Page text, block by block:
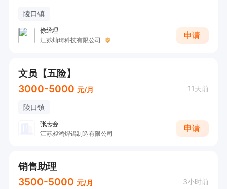
陵口镇
徐经理
江苏灿琦科技有限公司
申请
文员【五险】
3000-5000 元/月 11天前
陵口镇
张志会
江苏昶鸿焊锡制造有限公司
申请
销售助理
3500-5000 元/月 3小时前